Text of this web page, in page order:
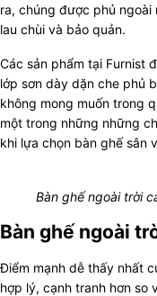
ra, chúng được phủ ngoài
lau chùi và bảo quản.
Các sản phẩm tại Furnist
lớp sơn dày dặn che phủ
không mong muốn trong
một trong những những
khi lựa chọn bàn ghế sân
Bàn ghế ngoài trời
Bàn ghế ngoài
Điểm mạnh dễ thấy nhất
hợp lý, cạnh tranh hơn so